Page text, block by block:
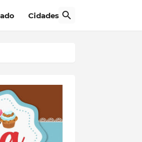
Cidades